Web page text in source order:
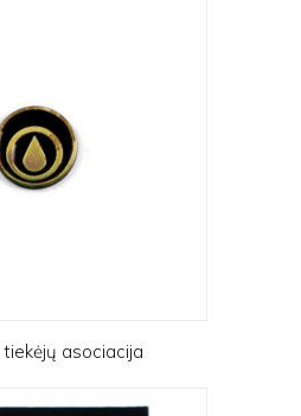
asociacija